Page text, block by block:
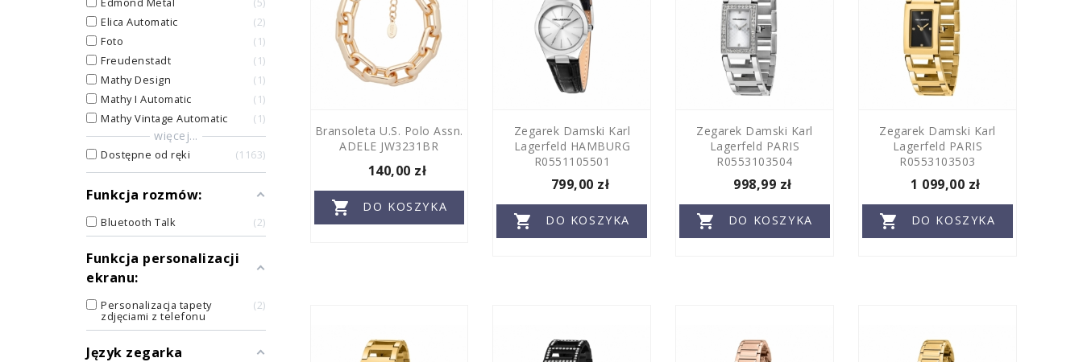
Elica Automatic
2
Foto
1
Freudenstadt
1
Mathy Design
1
Mathy I Automatic
1
Mathy Vintage Automatic
1
więcej...
Dostępne od ręki 1163
Funkcja rozmów:
Bluetooth Talk 2
Funkcja personalizacji
ekranu:
Personalizacja tapety
zdjęciami z telefonu
2
Język zegarka
Bransoleta U.S. Polo Assn.
ADELE JW3231BR
140,00 zł
 DO KOSZYKA
Zegarek Damski Karl
Lagerfeld HAMBURG
R0551105501
799,00 zł
 DO KOSZYKA
Zegarek Damski Karl
Lagerfeld PARIS
R0553103504
998,99 zł
 DO KOSZYKA
Zegarek Damski Karl
Lagerfeld PARIS
R0553103503
1 099,00 zł
 DO KOSZYKA